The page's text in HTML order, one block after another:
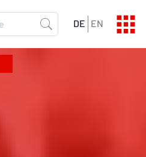
DE EN